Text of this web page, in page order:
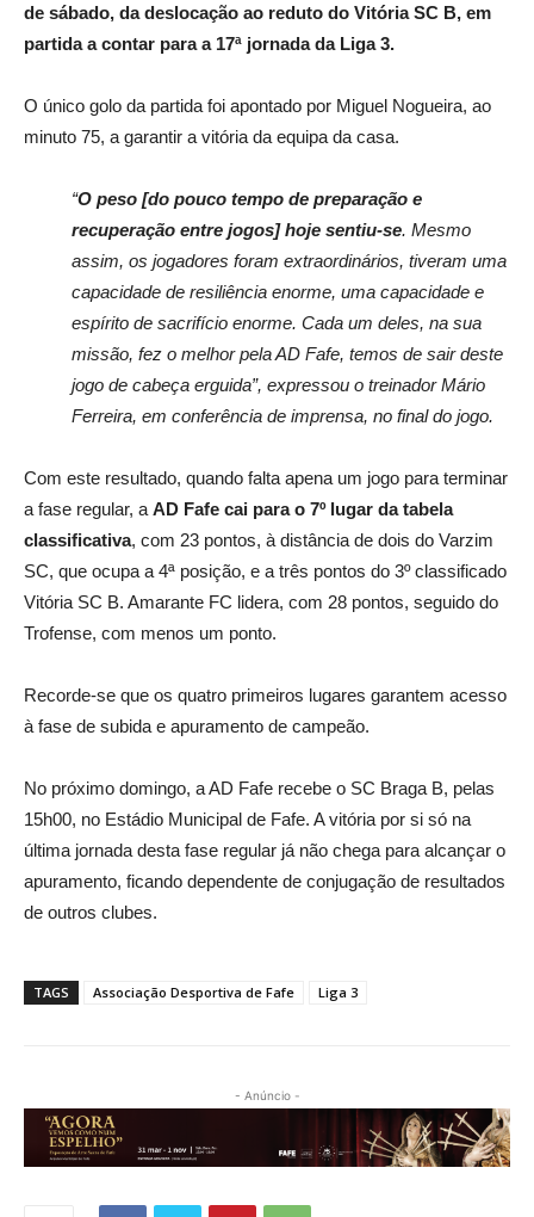
de sábado, da deslocação ao reduto do Vitória SC B, em
partida a contar para a 17ª jornada da Liga 3.
O único golo da partida foi apontado por Miguel Nogueira, ao
minuto 75, a garantir a vitória da equipa da casa.
“O peso [do pouco tempo de preparação e
recuperação entre jogos] hoje sentiu-se. Mesmo
assim, os jogadores foram extraordinários, tiveram uma
capacidade de resiliência enorme, uma capacidade e
espírito de sacrifício enorme. Cada um deles, na sua
missão, fez o melhor pela AD Fafe, temos de sair deste
jogo de cabeça erguida”, expressou o treinador Mário
Ferreira, em conferência de imprensa, no final do jogo.
Com este resultado, quando falta apena um jogo para terminar
a fase regular, a AD Fafe cai para o 7º lugar da tabela
classificativa, com 23 pontos, à distância de dois do Varzim
SC, que ocupa a 4ª posição, e a três pontos do 3º classificado
Vitória SC B. Amarante FC lidera, com 28 pontos, seguido do
Trofense, com menos um ponto.
Recorde-se que os quatro primeiros lugares garantem acesso
à fase de subida e apuramento de campeão.
No próximo domingo, a AD Fafe recebe o SC Braga B, pelas
15h00, no Estádio Municipal de Fafe. A vitória por si só na
última jornada desta fase regular já não chega para alcançar o
apuramento, ficando dependente de conjugação de resultados
de outros clubes.
TAGS Associação Desportiva de Fafe Liga 3
- Anúncio -